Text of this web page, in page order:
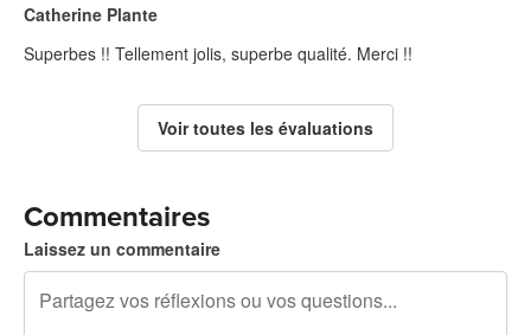
Catherine Plante
Superbes !! Tellement jolis, superbe qualité. Merci !!
Voir toutes les évaluations
Commentaires
Laissez un commentaire